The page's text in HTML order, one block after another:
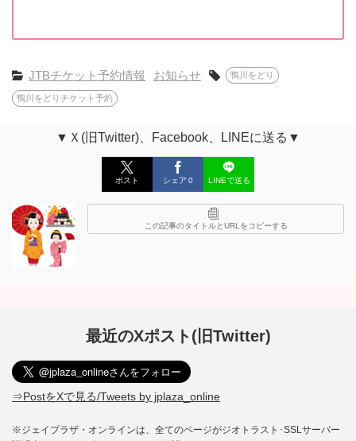
JTBチケット予約情報 お知らせ 鴨川をどり
鴨川をどりチケット予約
▼Ｘ(旧Twitter)、Facebook、LINEに送る▼
ポスト シェア 0 LINEで送る
この記事のタイトルとURLをコピーする
最近のXポスト(旧Twitter)
⇒PostをXで見る/Tweets by jplaza_online
※ジェイプラザ・オンラインは、全てのページがジオトラスト･SSLサーバー